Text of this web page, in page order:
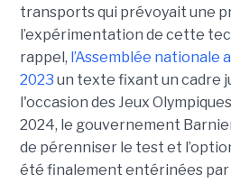
transports qui prévoyait une
l’expérimentation de cette
rappel, l’Assemblée nationale
2023 un texte fixant un cadre
l'occasion des Jeux
2024, le gouvernement
de pérenniser le test et
été finalement entérinées par